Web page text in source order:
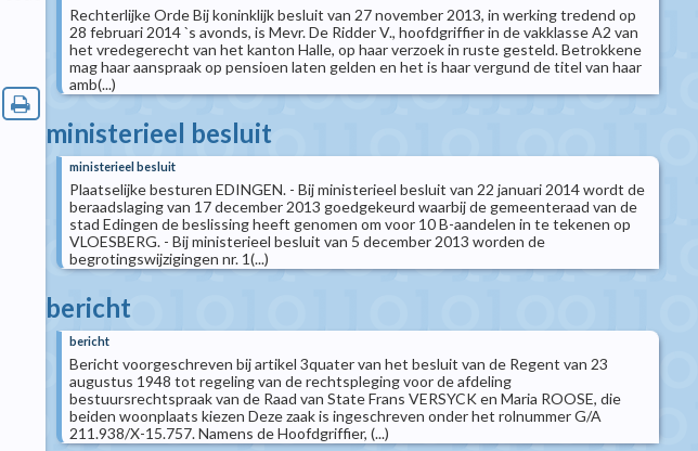
Rechterlijke Orde Bij koninklijk besluit van 27 november 2013, in werking tredend op
28 februari 2014 `s avonds, is Mevr. De Ridder V., hoofdgriffier in de vakklasse A2 van
het vredegerecht van het kanton Halle, op haar verzoek in ruste gesteld. Betrokkene
mag haar aanspraak op pensioen laten gelden en het is haar vergund de titel van haar
amb(...)
ministerieel besluit
ministerieel besluit
Plaatselijke besturen EDINGEN. - Bij ministerieel besluit van 22 januari 2014 wordt de
beraadslaging van 17 december 2013 goedgekeurd waarbij de gemeenteraad van de
stad Edingen de beslissing heeft genomen om voor 10 B-aandelen in te tekenen op
VLOESBERG. - Bij ministerieel besluit van 5 december 2013 worden de
begrotingswijzigingen nr. 1(...)
bericht
bericht
Bericht voorgeschreven bij artikel 3quater van het besluit van de Regent van 23
augustus 1948 tot regeling van de rechtspleging voor de afdeling
bestuursrechtspraak van de Raad van State Frans VERSYCK en Maria ROOSE, die
beiden woonplaats kiezen Deze zaak is ingeschreven onder het rolnummer G/A
211.938/X-15.757. Namens de Hoofdgriffier, (...)